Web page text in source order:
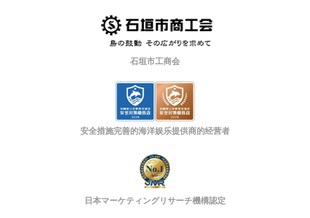
石垣市工商会
安全措施完善的海洋娱乐提供商的经营者
日本マーケティングリサーチ機構認定